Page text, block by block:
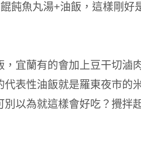
飩魚丸湯+油飯，這樣剛好
，宜蘭有的會加上豆干切滷
表性油飯就是羅東夜市的
別以為就這樣會好吃？攪拌